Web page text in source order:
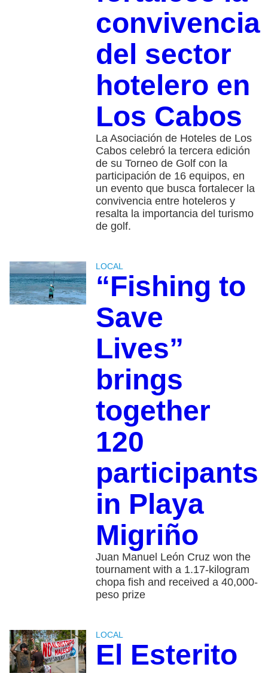
convivencia
del sector
hotelero en
Los Cabos
La Asociación de Hoteles de Los
Cabos celebró la tercera edición
de su Torneo de Golf con la
participación de 16 equipos, en
un evento que busca fortalecer la
convivencia entre hoteleros y
resalta la importancia del turismo
de golf.
LOCAL
“Fishing to
Save
Lives”
brings
together
120
participants
in Playa
Migriño
Juan Manuel León Cruz won the
tournament with a 1.17-kilogram
chopa fish and received a 40,000-
peso prize
LOCAL
El Esterito